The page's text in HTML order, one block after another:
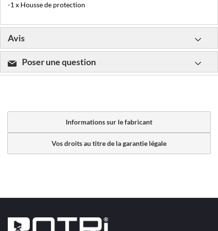
-1 x Housse de protection
Avis
Poser une question
Informations sur le fabricant
Vos droits au titre de la garantie légale